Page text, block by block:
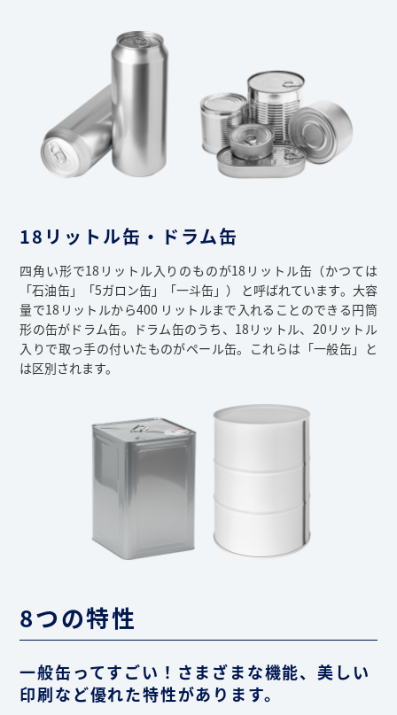
18リットル缶・ドラム缶
四角い形で18リットル入りのものが18リットル缶（かつては
「石油缶」「5ガロン缶」「一斗缶」） と呼ばれています。大容
量で18リットルから400 リットルまで入れることのできる円筒
形の缶がドラム缶。ドラム缶のうち、18リットル、20リットル
入りで取っ手の付いたものがペール缶。これらは「一般缶」と
は区別されます。
8つの特性
一般缶ってすごい！さまざまな機能、美しい
印刷など優れた特性があります。